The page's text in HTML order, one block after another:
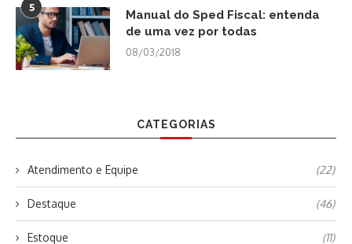
5
Manual do Sped Fiscal: entenda
de uma vez por todas
08/03/2018
CATEGORIAS
Atendimento e Equipe (22)
Destaque (46)
Estoque (11)